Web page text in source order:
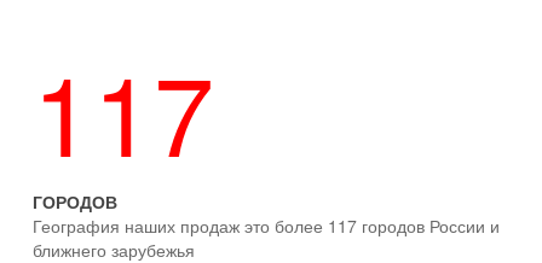
117
ГОРОДОВ
География наших продаж это более 117 городов России и
ближнего зарубежья